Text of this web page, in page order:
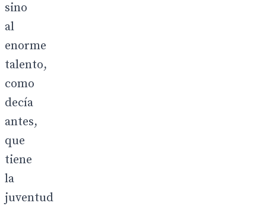
sino
al
enorme
talento,
como
decía
antes,
que
tiene
la
juventud